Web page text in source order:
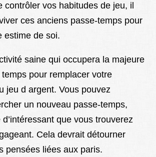
contrôler vos habitudes de jeu, il
ces anciens passe-temps pour
estime de soi.
saine qui occupera la majeure
pour remplacer votre
jeu d argent. Vous pouvez
un nouveau passe-temps,
que vous trouverez
Cela devrait détourner
pensées liées aux paris.